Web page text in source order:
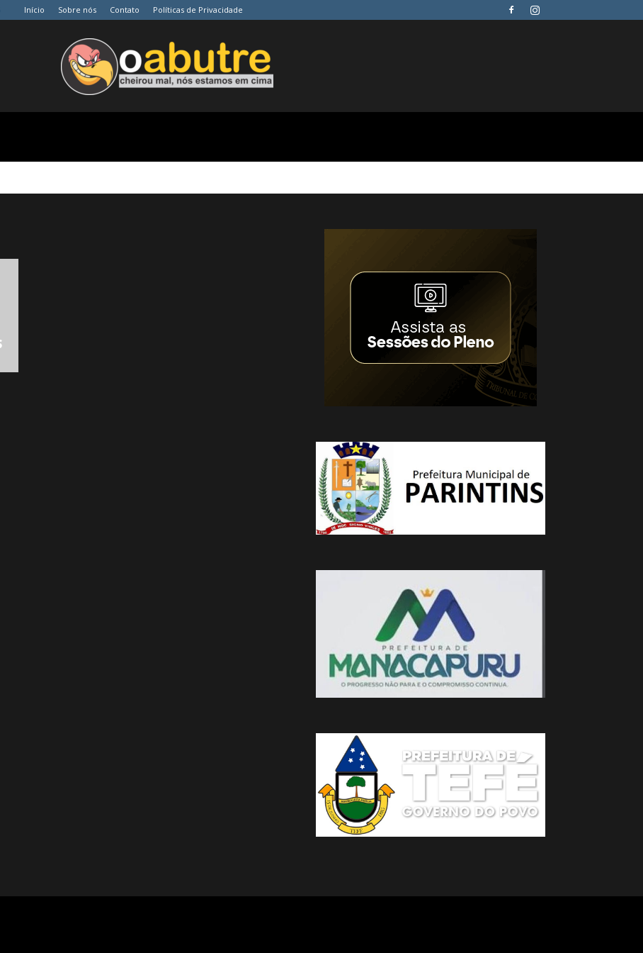
Início Sobre nós Contato Políticas de Privacidade